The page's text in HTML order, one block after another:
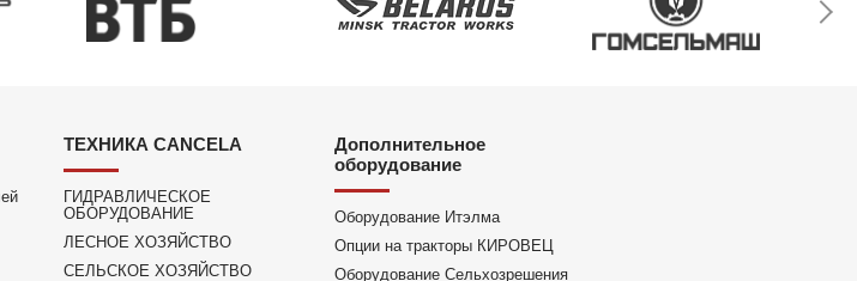
ТЕХНИКА CANCELA
ГИДРАВЛИЧЕСКОЕ
ОБОРУДОВАНИЕ
ЛЕСНОЕ ХОЗЯЙСТВО
СЕЛЬСКОЕ ХОЗЯЙСТВО
Дополнительное
оборудование
Оборудование Итэлма
Опции на тракторы КИРОВЕЦ
Оборудование Сельхозрешения